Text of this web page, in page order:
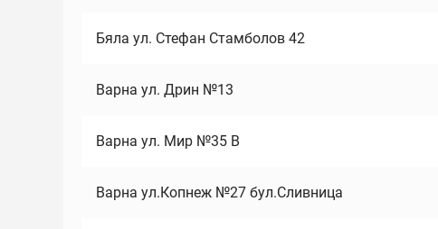
Бяла ул. Стефан Стамболов 42
Варна ул. Дрин №13
Варна ул. Мир №35 В
Варна ул.Копнеж №27 бул.Сливница